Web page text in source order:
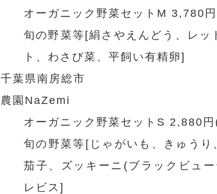
オーガニック野菜セットM 3,780
旬の野菜等[絹さやえんどう、レッ
ト、わさび菜、平飼い有精卵]
千葉県南房総市
農園NaZemi
オーガニック野菜セットS 2,880
旬の野菜等[じゃがいも、きゅう
茄子、ズッキーニ(ブラックビュ
レビス]